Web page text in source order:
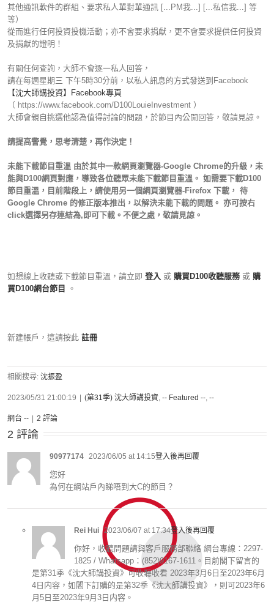
其他通訊軟件的群組、要求私人單對單通訊 [...PM我...] [...私信我...] 等
等）
從而進行任何投資投機活動；亦不會要求捐獻，更不會要求提供任何投資
及捐獻的證明！
有關任何查詢，大師不會逐一私人回答，
請在每週星期三 下午5時30分前，以私人訊息的方式發送到Facebook
【沈大師講投資】Facebook專頁
（ https://www.facebook.com/D100LouieInvestment ）
大師會親自挑選他認為值得討論的問題，於節目內公開回答，敬請見諒。
請提高警覺，思考清楚，再作決定！
未能下載節目重溫 由於其中一款網頁瀏覽器-Google Chrome的升級，未
能與D100網頁對應，導致各位聽眾未能下載節目重溫。 如需要下載D100
節目重溫，目前階段上，請使用另一個網頁瀏覽器-Firefox 下載， 待
Google Chrome 的修正版本推出，以解決未能下載的問題。 亦可按右
click選擇另存連結為,即可下載。不便之處，敬請見諒。
如想線上收聽或下載節目重溫，請立即 登入 或 購買D100收聽服務 或 購
買D100網台節目
。
新建帳戶，這請按此 註冊
相關搜尋: 沈振盈
2023/05/31 21:00:19 (第31季) 沈大師講投資, -- Featured --, --
網台 -- 2 評論
2 評論
90977174 2023/06/05 at 14:15登入後再回覆
您好
為何在網站戶內睇唔到大C的節目？
Rei Hui 2023/06/07 at 17:34登入後再回覆
你好，收聽問題請與客戶服務部聯絡 網台專線：2297-
1825 / Whatsapp：(852)9167-1611。目前閣下留言的
是第31季《沈大師講投資》可收聽收看 2023年3月6日至2023年6月
4日内容，如閣下訂購的是第32季《沈大師講投資》，則可2023年6
月5日至2023年9月3日内容。